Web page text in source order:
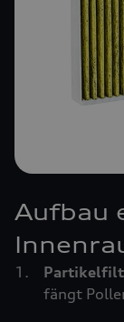
Aufbau
fängt